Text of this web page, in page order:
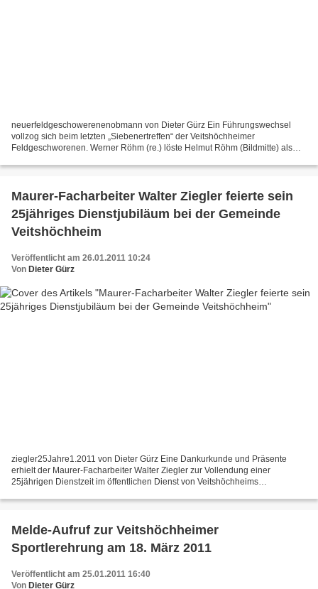
neuerfeldgeschowerenenobmann von Dieter Gürz Ein Führungswechsel
vollzog sich beim letzten „Siebenertreffen“ der Veitshöchheimer
Feldgeschworenen. Werner Röhm (re.) löste Helmut Röhm (Bildmitte) als
Maurer-Facharbeiter Walter Ziegler feierte sein
25jähriges Dienstjubiläum bei der Gemeinde
Veitshöchheim
Veröffentlicht am 26.01.2011 10:24
Von Dieter Gürz
ziegler25Jahre1.2011 von Dieter Gürz Eine Dankurkunde und Präsente
erhielt der Maurer-Facharbeiter Walter Ziegler zur Vollendung einer
25jährigen Dienstzeit im öffentlichen Dienst von Veitshöchheims
Melde-Aufruf zur Veitshöchheimer
Sportlerehrung am 18. März 2011
Veröffentlicht am 25.01.2011 16:40
Von Dieter Gürz